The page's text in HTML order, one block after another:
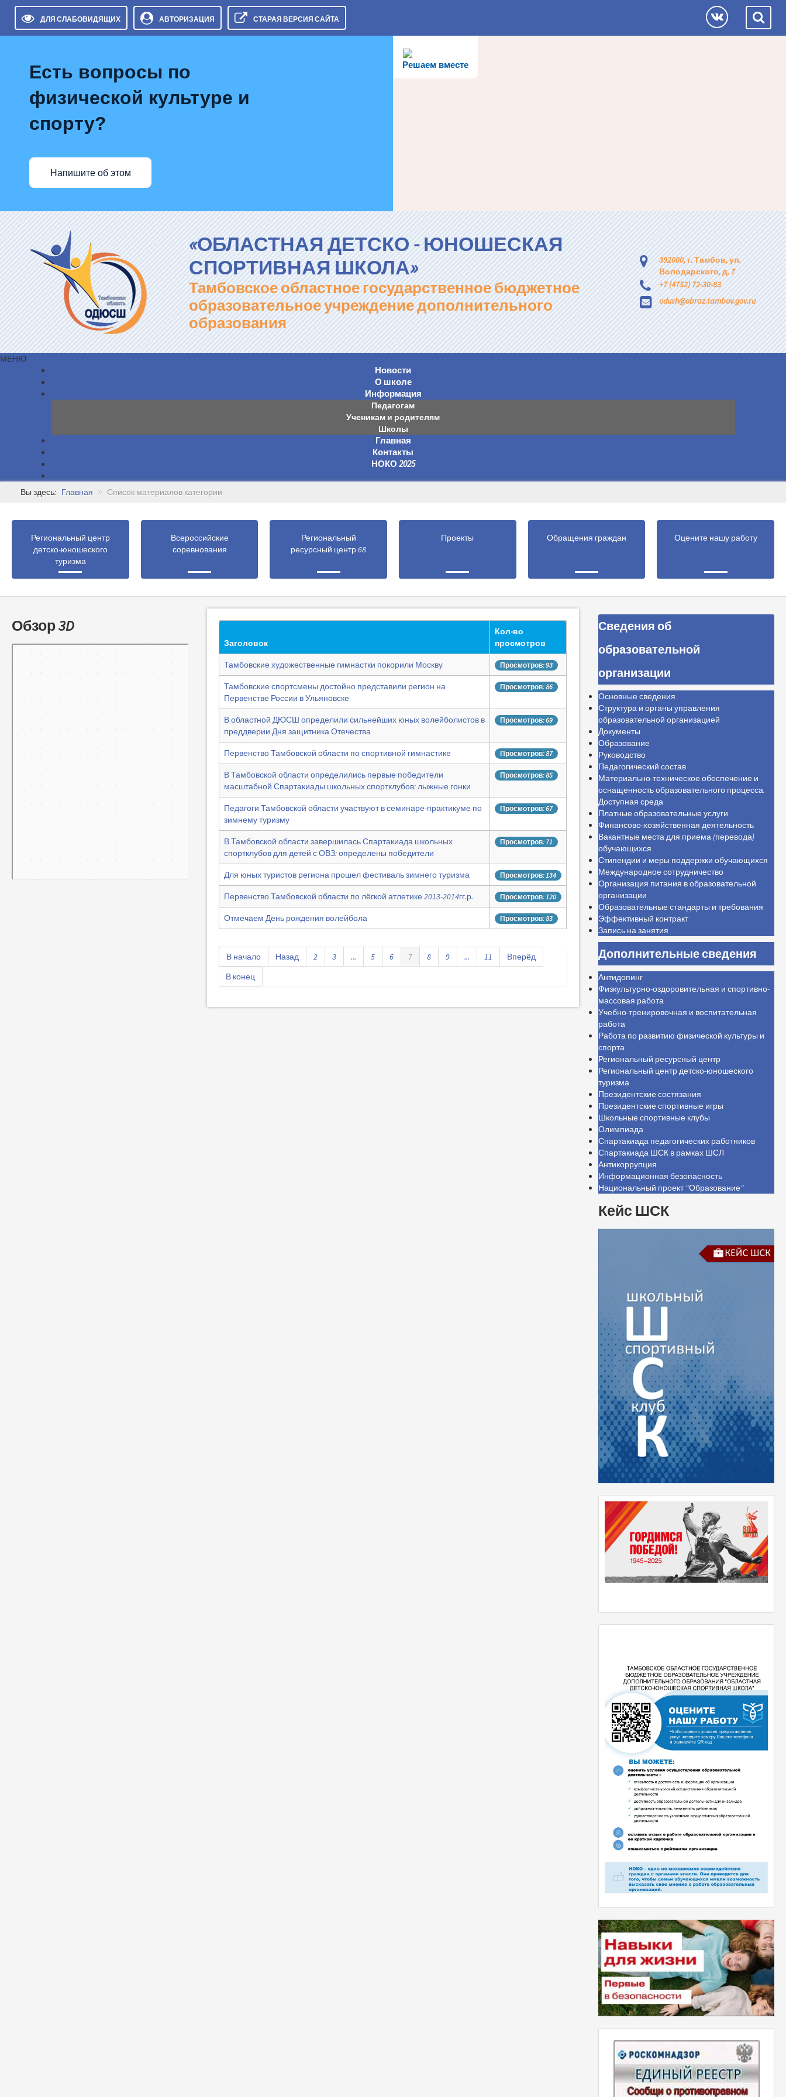
ДЛЯ СЛАБОВИДЯЩИХ АВТОРИЗАЦИЯ СТАРАЯ ВЕРСИЯ САЙТА
Решаем вместе
Есть вопросы по
физической культуре и
спорту?
Напишите об этом
«ОБЛАСТНАЯ ДЕТСКО - ЮНОШЕСКАЯ
СПОРТИВНАЯ ШКОЛА»
Тамбовское областное государственное бюджетное
образовательное учреждение дополнительного
образования
392000, г. Тамбов, ул.
Володарского, д. 7
+7 (4752) 72-30-83
odush@obraz.tambov.gov.ru
МЕНЮ
Новости
О школе
Информация
Педагогам
Ученикам и родителям
Школы
Главная
Контакты
НОКО 2025
Вы здесь: Главная Список материалов категории
Региональный центр
детско-юношеского
туризма
Всероссийские
соревнования
Региональный
ресурсный центр 68
Проекты Обращения граждан Оцените нашу работу
Обзор 3D
Заголовок
Кол-во
просмотров
Тамбовские художественные гимнастки покорили Москву Просмотров: 93
Тамбовские спортсмены достойно представили регион на
Первенстве России в Ульяновске
Просмотров: 86
В областной ДЮСШ определили сильнейших юных волейболистов в
преддверии Дня защитника Отечества
Просмотров: 69
Первенство Тамбовской области по спортивной гимнастике Просмотров: 87
В Тамбовской области определились первые победители
масштабной Спартакиады школьных спортклубов: лыжные гонки
Просмотров: 85
Педагоги Тамбовской области участвуют в семинаре-практикуме по
зимнему туризму
Просмотров: 67
В Тамбовской области завершилась Спартакиада школьных
спортклубов для детей с ОВЗ: определены победители
Просмотров: 71
Для юных туристов региона прошел фестиваль зимнего туризма Просмотров: 134
Первенство Тамбовской области по лёгкой атлетике 2013-2014гг.р. Просмотров: 120
Отмечаем День рождения волейбола Просмотров: 83
В начало Назад 2 3 ... 5 6 7 8 9 ... 11
Вперёд
В конец
Сведения об
образовательной
организации
Основные сведения
Структура и органы управления
образовательной организацией
Документы
Образование
Руководство
Педагогический состав
Материально-техническое обеспечение и
оснащенность образовательного процесса.
Доступная среда
Платные образовательные услуги
Финансово-хозяйственная деятельность
Вакантные места для приема (перевода)
обучающихся
Стипендии и меры поддержки обучающихся
Международное сотрудничество
Организация питания в образовательной
организации
Образовательные стандарты и требования
Эффективный контракт
Запись на занятия
Дополнительные сведения
Антидопинг
Физкультурно-оздоровительная и спортивно-
массовая работа
Учебно-тренировочная и воспитательная
работа
Работа по развитию физической культуры и
спорта
Региональный ресурсный центр
Региональный центр детско-юношеского
туризма
Президентские состязания
Президентские спортивные игры
Школьные спортивные клубы
Олимпиада
Спартакиада педагогических работников
Спартакиада ШСК в рамках ШСЛ
Антикоррупция
Информационная безопасность
Национальный проект "Образование"
Кейс ШСК